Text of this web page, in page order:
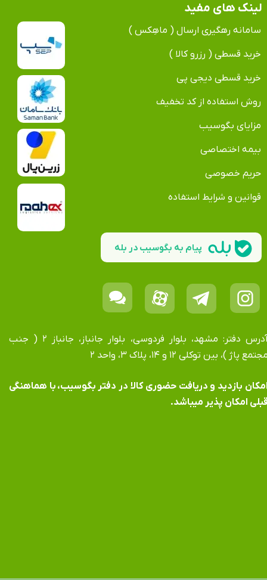
لینک های مفید
سامانه رهگیری ارسال ( ماهِکس )
خرید قسطی ( رزرو کالا )
خرید قسطی دیجی پی
روش استفاده از کد تخفیف
مزایای بگوسیب
بیمه اختصاصی
حریم خصوصی
قوانین و شرایط استفاده
آدرس دفتر: مشهد، بلوار فردوسی، بلوار جانباز، جانباز ۲ ( جنب
پاژ )، بین توکلی ۱۲ و ۱۴، پلاک ۳، واحد ۲
بازدید و دریافت حضوری کالا در دفتر بگوسیب، با هماهنگی
امکان پذیر میباشد.
پیام به بگوسیب در بله